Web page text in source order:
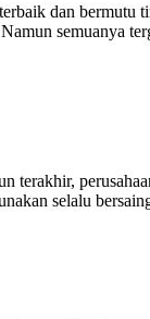
dan bermutu
semuanya
terakhir,
selalu